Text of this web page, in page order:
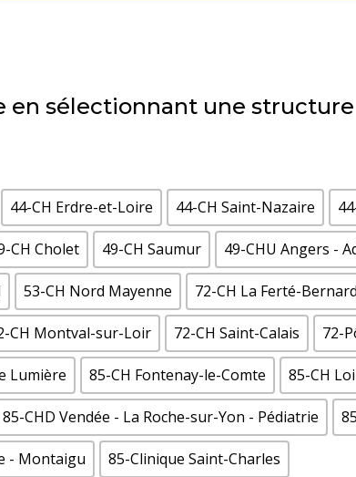
en sélectionnant une structure
44-CH Erdre-et-Loire 44-CH Saint-Nazaire
CH Cholet 49-CH Saumur 49-CHU Angers -
53-CH Nord Mayenne 72-CH La Ferté-Bernard
CH Montval-sur-Loir 72-CH Saint-Calais 72-
Lumière 85-CH Fontenay-le-Comte 85-CH
85-CHD Vendée - La Roche-sur-Yon - Pédiatrie
- Montaigu 85-Clinique Saint-Charles